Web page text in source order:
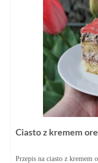
Ciasto z kremem
Przepis na ciasto z kremem